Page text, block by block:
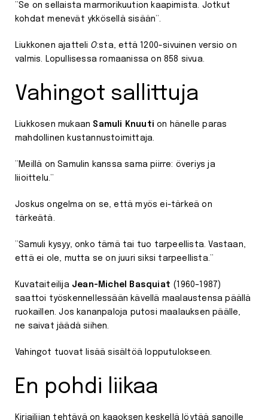
”Se on sellaista marmorikuution kaapimista. Jotkut
kohdat menevät ykkösellä sisään”.
Liukkonen ajatteli O:sta, että 1200-sivuinen versio on
valmis. Lopullisessa romaanissa on 858 sivua.
Vahingot sallittuja
Liukkosen mukaan Samuli Knuuti on hänelle paras
mahdollinen kustannustoimittaja.
”Meillä on Samulin kanssa sama piirre: överiys ja
liioittelu.”
Joskus ongelma on se, että myös ei-tärkeä on
tärkeätä.
”Samuli kysyy, onko tämä tai tuo tarpeellista. Vastaan,
että ei ole, mutta se on juuri siksi tarpeellista.”
Kuvataiteilija Jean-Michel Basquiat (1960–1987)
saattoi työskennellessään kävellä maalaustensa päällä
ruokaillen. Jos kananpaloja putosi maalauksen päälle,
ne saivat jäädä siihen.
Vahingot tuovat lisää sisältöä lopputulokseen.
En pohdi liikaa
Kirjailijan tehtävä on kaaoksen keskellä löytää sanoille